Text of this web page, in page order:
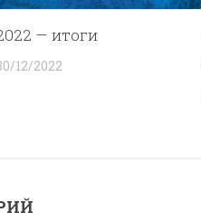
— итоги
12/2022